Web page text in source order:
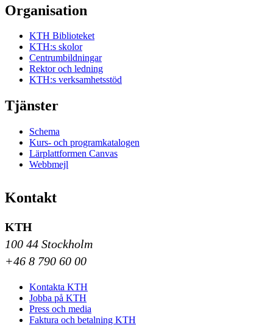
Organisation
KTH Biblioteket
KTH:s skolor
Centrumbildningar
Rektor och ledning
KTH:s verksamhetsstöd
Tjänster
Schema
Kurs- och programkatalogen
Lärplattformen Canvas
Webbmejl
Kontakt
KTH
100 44 Stockholm
+46 8 790 60 00
Kontakta KTH
Jobba på KTH
Press och media
Faktura och betalning KTH